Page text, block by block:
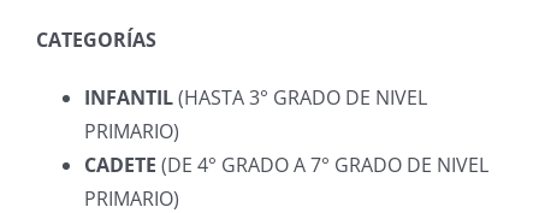
CATEGORÍAS
INFANTIL(HASTA 3° GRADO DE NIVEL
PRIMARIO)
CADETE (DE 4° GRADO A 7° GRADO DE NIVEL
PRIMARIO)